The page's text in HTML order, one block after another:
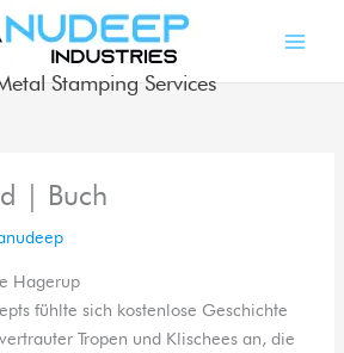
Stamping Services
| Buch
Hagerup
fühlte sich kostenlose Geschichte
Tropen und Klischees an, die